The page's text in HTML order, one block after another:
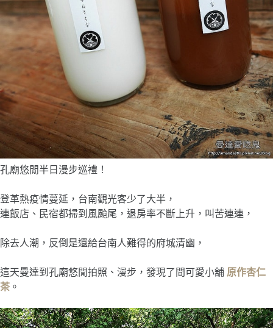
孔廟悠閒半日漫步巡禮！
登革熱疫情蔓延，台南觀光客少了大半，
連飯店、民宿都掃到風颱尾，退房率不斷上升，叫苦連連，
除去人潮，反倒是還給台南人難得的府城清幽，
這天曼達到孔廟悠閒拍照、漫步，發現了間可愛小舖 原作杏仁
茶 。